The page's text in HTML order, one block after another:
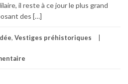
il reste à ce jour le plus grand
des […]
, Vestiges préhistoriques